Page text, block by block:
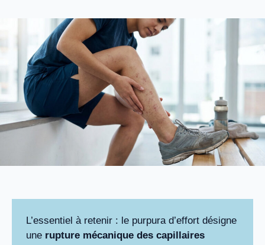
L’essentiel à retenir : le purpura d’effort désigne
une rupture mécanique des capillaires